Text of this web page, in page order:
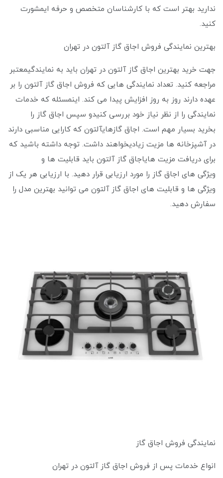
ندارید بهتر است که با کارشناسان متخصص و حرفه ‌ایمشورت
کنید.
بهترین نمایندگی فروش اجاق گاز آلتون در تهران
جهت خرید بهترین اجاق گاز آلتون در تهران باید به نمایندگیمعتبر
مراجعه کنید. تعداد نمایندگی‌ هایی که فروش اجاق گاز آلتون را بر
عهده دارند روز به روز افزایش پیدا می‌ کند. اینمسئله که خدمات
نمایندگی را از نظر نیاز خود بررسی کنیدو سپس اجاق گاز را
بخرید بسیار مهم است. اجاق گازهایآلتون که کارایی مناسبی دارند
در آشپزخانه ‌ها مزیت زیادیخواهند داشت. توجه داشته باشید که
برای دریافت مزیت ‌هایاجاق گاز آلتون باید قابلیت ‌ها و
ویژگی‌ های اجاق گاز را مورد ارزیابی قرار دهید. با ارزیابی هر یک از
ویژگی ‌ها و قابلیت‌ های اجاق گاز آلتون می‌ توانید بهترین مدل را
سفارش دهید.
نمایندگی فروش اجاق گاز
انواع خدمات پس از فروش اجاق گاز آلتون در تهران